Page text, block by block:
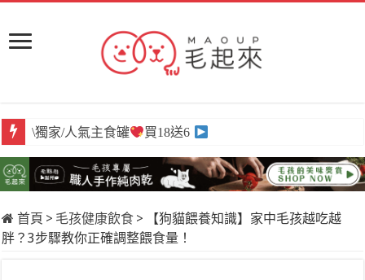
\獨家/人氣主食罐 買18送6
首頁 > 毛孩健康飲食 >
【狗貓餵養知識】家中毛孩越吃越
胖？3步驟教你正確調整餵食量！